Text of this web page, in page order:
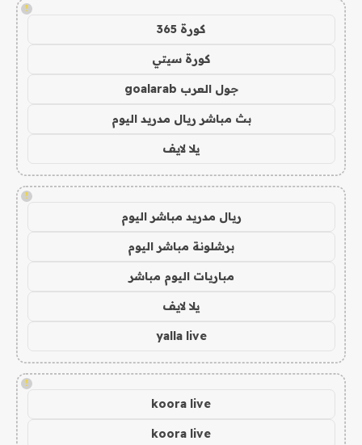
!
كورة 365
كورة سيتي
جول العرب goalarab
بث مباشر ريال مدريد اليوم
يلا لايف
!
ريال مدريد مباشر اليوم
برشلونة مباشر اليوم
مباريات اليوم مباشر
يلا لايف
yalla live
!
koora live
koora live